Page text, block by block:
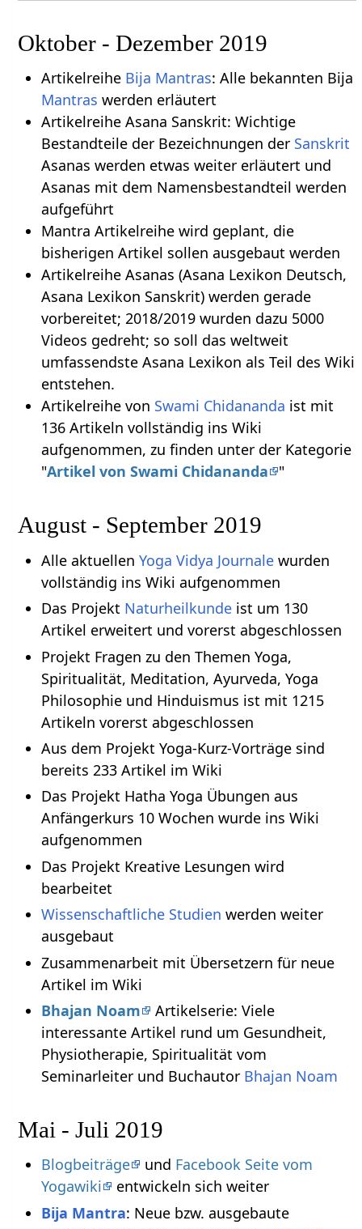
Oktober - Dezember 2019
Artikelreihe Bija Mantras: Alle bekannten Bija
Mantras werden erläutert
Artikelreihe Asana Sanskrit: Wichtige
Bestandteile der Bezeichnungen der Sanskrit
Asanas werden etwas weiter erläutert und
Asanas mit dem Namensbestandteil werden
aufgeführt
Mantra Artikelreihe wird geplant, die
bisherigen Artikel sollen ausgebaut werden
Artikelreihe Asanas (Asana Lexikon Deutsch,
Asana Lexikon Sanskrit) werden gerade
vorbereitet; 2018/2019 wurden dazu 5000
Videos gedreht; so soll das weltweit
umfassendste Asana Lexikon als Teil des Wiki
entstehen.
Artikelreihe von Swami Chidananda ist mit
136 Artikeln vollständig ins Wiki
aufgenommen, zu finden unter der Kategorie
"Artikel von Swami Chidananda "
August - September 2019
Alle aktuellen Yoga Vidya Journalewurden
vollständig ins Wiki aufgenommen
Das Projekt Naturheilkundeist um 130
Artikel erweitert und vorerst abgeschlossen
Projekt Fragen zu den Themen Yoga,
Spiritualität, Meditation, Ayurveda, Yoga
Philosophie und Hinduismus ist mit 1215
Artikeln vorerst abgeschlossen
Aus dem Projekt Yoga-Kurz-Vorträge sind
bereits 233 Artikel im Wiki
Das Projekt Hatha Yoga Übungen aus
Anfängerkurs 10 Wochen wurde ins Wiki
aufgenommen
Das Projekt Kreative Lesungen wird
bearbeitet
Wissenschaftliche Studien werden weiter
ausgebaut
Zusammenarbeit mit Übersetzern für neue
Artikel im Wiki
Bhajan Noam
Artikelserie: Viele
interessante Artikel rund um Gesundheit,
Physiotherapie, Spiritualität vom
Seminarleiter und Buchautor Bhajan Noam
Mai - Juli 2019
Blogbeiträge und Facebook Seite vom
Yogawiki
entwickeln sich weiter
Bija Mantra: Neue bzw. ausgebaute